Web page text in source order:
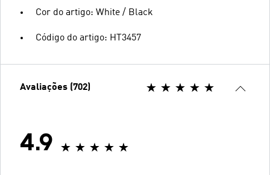
Cor do artigo: White / Black
Código do artigo: HT3457
Avaliações (702)
4.9